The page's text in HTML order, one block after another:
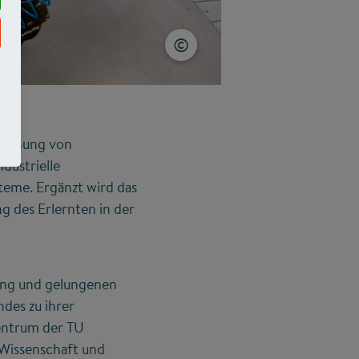
von
Ergänzt wird das
des Erlernten in der
und gelungenen
zu ihrer
der TU
und